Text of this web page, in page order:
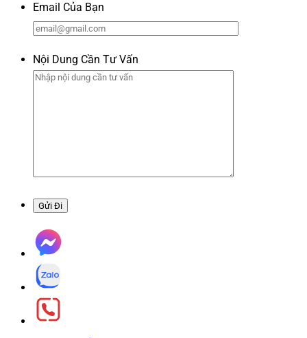
Email Của Bạn
Nội Dung Cần Tư Vấn